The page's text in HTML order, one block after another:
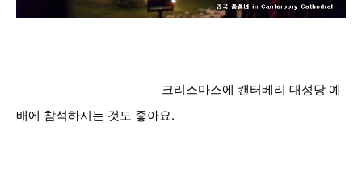
크리스마스에 캔터베리 대성당 예
배에 참석하시는 것도 좋아요.